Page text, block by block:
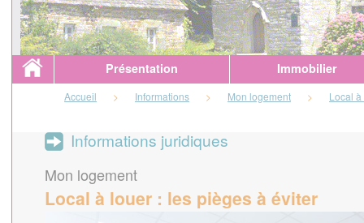
Présentation Immobilier
Accueil > Informations > Mon logement > Local
Informations juridiques
Mon logement
Local à louer : les pièges à éviter